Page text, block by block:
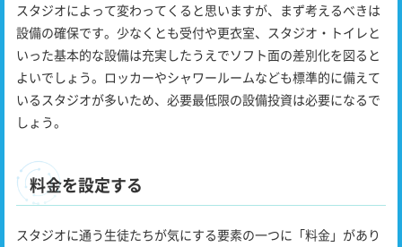
スタジオによって変わってくると思いますが、まず考えるべきは
設備の確保です。少なくとも受付や更衣室、スタジオ・トイレと
いった基本的な設備は充実したうえでソフト面の差別化を図ると
よいでしょう。ロッカーやシャワールームなども標準的に備えて
いるスタジオが多いため、必要最低限の設備投資は必要になるで
しょう。
料金を設定する
スタジオに通う生徒たちが気にする要素の一つに「料金」があり